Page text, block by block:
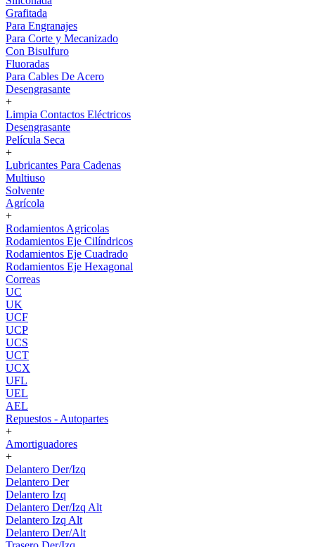
Grafitada
Para Engranajes
Para Corte y Mecanizado
Con Bisulfuro
Fluoradas
Para Cables De Acero
Desengrasante
+
Limpia Contactos Eléctricos
Desengrasante
Película Seca
+
Lubricantes Para Cadenas
Multiuso
Solvente
Agrícola
+
Rodamientos Agricolas
Rodamientos Eje Cilíndricos
Rodamientos Eje Cuadrado
Rodamientos Eje Hexagonal
Correas
UC
UK
UCF
UCP
UCS
UCT
UCX
UFL
UEL
AEL
Repuestos - Autopartes
+
Amortiguadores
+
Delantero Der/Izq
Delantero Der
Delantero Izq
Delantero Der/Izq Alt
Delantero Izq Alt
Delantero Der/Alt